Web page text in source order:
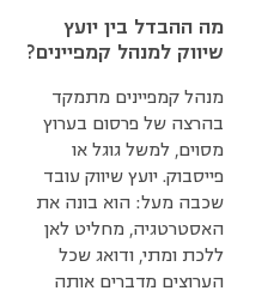
מה ההבדל בין יועץ
שיווק למנהל קמפיינים?
מנהל קמפיינים מתמקד
בהרצה של פרסום בערוץ
מסוים, למשל גוגל או
פייסבוק. יועץ שיווק עובד
שכבה מעל: הוא בונה את
האסטרטגיה, מחליט לאן
ללכת ומתי, ודואג שכל
הערוצים מדברים אותה